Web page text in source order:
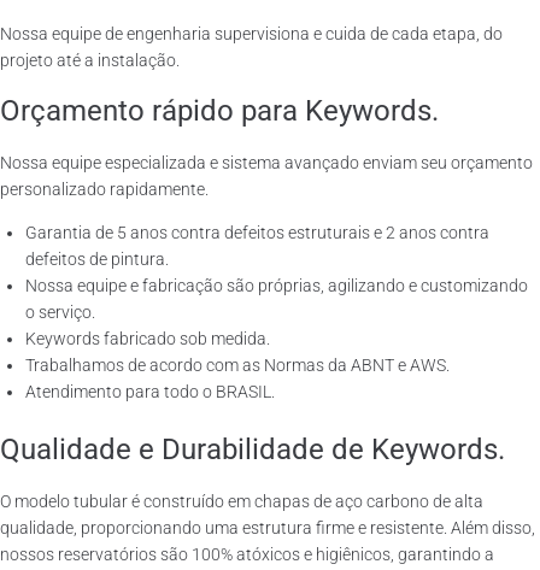
Nossa equipe de engenharia supervisiona e cuida de cada etapa, do
projeto até a instalação.
Orçamento rápido para Keywords.
Nossa equipe especializada e sistema avançado enviam seu orçamento
personalizado rapidamente.
Garantia de 5 anos contra defeitos estruturais e 2 anos contra
defeitos de pintura.
Nossa equipe e fabricação são próprias, agilizando e customizando
o serviço.
Keywords fabricado sob medida.
Trabalhamos de acordo com as Normas da ABNT e AWS.
Atendimento para todo o BRASIL.
Qualidade e Durabilidade de Keywords.
O modelo tubular é construído em chapas de aço carbono de alta
qualidade, proporcionando uma estrutura firme e resistente. Além disso,
nossos reservatórios são 100% atóxicos e higiênicos, garantindo a